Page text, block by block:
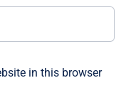
in this browser